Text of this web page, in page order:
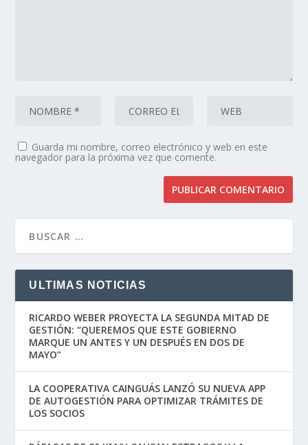
Guarda mi nombre, correo electrónico y web en este
navegador para la próxima vez que comente.
ULTIMAS NOTICIAS
RICARDO WEBER PROYECTA LA SEGUNDA MITAD DE
GESTIÓN: “QUEREMOS QUE ESTE GOBIERNO
MARQUE UN ANTES Y UN DESPUÉS EN DOS DE
MAYO”
LA COOPERATIVA CAINGUÁS LANZÓ SU NUEVA APP
DE AUTOGESTIÓN PARA OPTIMIZAR TRÁMITES DE
LOS SOCIOS